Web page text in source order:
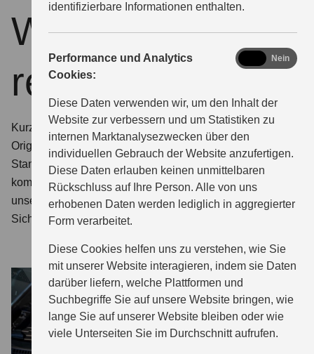
identifizierbare Informationen enthalten.
Performance und Analytics
Cookies:
Diese Daten verwenden wir, um den Inhalt der
Website zur verbessern und um Statistiken zu
internen Marktanalysezwecken über den
individuellen Gebrauch der Website anzufertigen.
Diese Daten erlauben keinen unmittelbaren
Rückschluss auf Ihre Person. Alle von uns
erhobenen Daten werden lediglich in aggregierter
Form verarbeitet.
Diese Cookies helfen uns zu verstehen, wie Sie
mit unserer Website interagieren, indem sie Daten
darüber liefern, welche Plattformen und
Suchbegriffe Sie auf unsere Website bringen, wie
lange Sie auf unserer Website bleiben oder wie
viele Unterseiten Sie im Durchschnitt aufrufen.
analyticsNein
Warum Keep it
real?
Kurz:
Es ist die beste Entscheidung für Ihren Suzuki.
Original Service, Teile und Zubehör erfüllen die hohen
Standards, die Ihren Suzuki so zuverlässig machen. Hinzu
kommt dieeinfache und kostensparenden Montage
unser speziell geschultes Personal - das trägt zur
Sicherheit bei jeder Fahrt bei.